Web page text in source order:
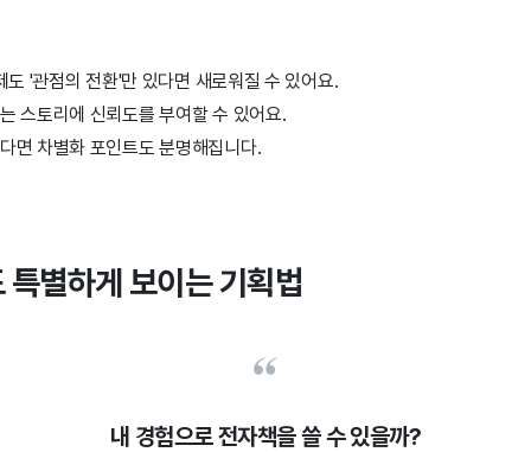
도 '관점의 전환'만 있다면 새로워질 수 있어요.
스토리에 신뢰도를 부여할 수 있어요.
면 차별화 포인트도 분명해집니다.
별하게 보이 는 기획법
내 경험으로 전자책을 쓸 수 있을까?